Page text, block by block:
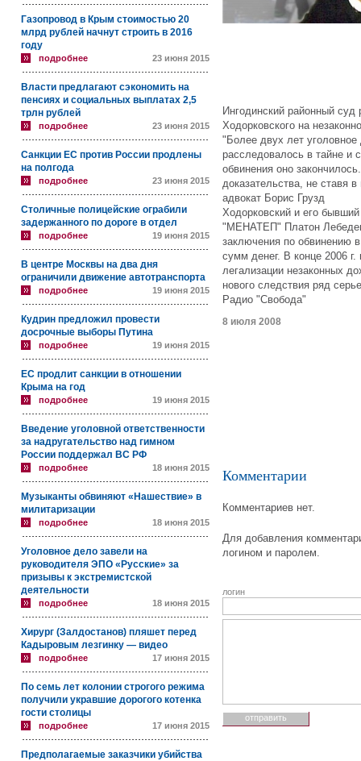
Газопровод в Крым стоимостью 20
млрд рублей начнут строить в 2016
году
подробнее 23 июня 2015
Власти предлагают сэкономить на
пенсиях и социальных выплатах 2,5
трлн рублей
подробнее 23 июня 2015
Санкции ЕС против России продлены
на полгода
подробнее 23 июня 2015
Столичные полицейские ограбили
задержанного по дороге в отдел
подробнее 19 июня 2015
В центре Москвы на два дня
ограничили движение автотранспорта
подробнее 19 июня 2015
Кудрин предложил провести
досрочные выборы Путина
подробнее 19 июня 2015
ЕС продлит санкции в отношении
Крыма на год
подробнее 19 июня 2015
Введение уголовной ответственности
за надругательство над гимном
России поддержал ВС РФ
подробнее 18 июня 2015
Музыканты обвиняют «Нашествие» в
милитаризации
подробнее 18 июня 2015
Уголовное дело завели на
руководителя ЭПО «Русские» за
призывы к экстремистской
деятельности
подробнее 18 июня 2015
Хирург (Залдостанов) пляшет перед
Кадыровым лезгинку — видео
подробнее 17 июня 2015
По семь лет колонии строгого режима
получили укравшие дорогого котенка
гости столицы
подробнее 17 июня 2015
Предполагаемые заказчики убийства
Ингодинский районный
Ходорковского на
"Более двух лет
расследовалось в тайне и
обвинения оно
доказательства, не ставя
адвокат Борис Грузд
Ходорковский и его
"МЕНАТЕП" Платон
заключения по обвинению
сумм денег. В конце 2006
легализации незаконных
нового следствия ряд
Радио "Свобода"
8 июля 2008
Комментарии
Комментариев нет.
Для добавления
логином и паролем.
логин